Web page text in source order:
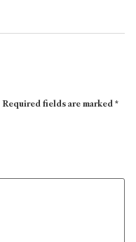
Required fields are marked*